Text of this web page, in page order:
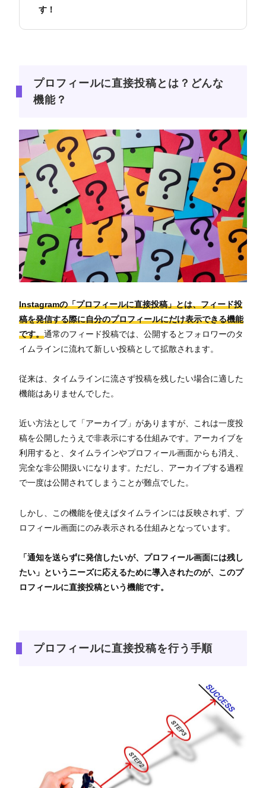
す！
プロフィールに直接投稿とは？どんな
機能？
Instagramの「プロフィールに直接投稿」とは、フィード投
稿を発信する際に自分のプロフィールにだけ表示できる機能
です。通常のフィード投稿では、公開するとフォロワーのタ
イムラインに流れて新しい投稿として拡散されます。
従来は、タイムラインに流さず投稿を残したい場合に適した
機能はありませんでした。
近い方法として「アーカイブ」がありますが、これは一度投
稿を公開したうえで非表示にする仕組みです。アーカイブを
利用すると、タイムラインやプロフィール画面からも消え、
完全な非公開扱いになります。ただし、アーカイブする過程
で一度は公開されてしまうことが難点でした。
しかし、この機能を使えばタイムラインには反映されず、プ
ロフィール画面にのみ表示される仕組みとなっています。
「通知を送らずに発信したいが、プロフィール画面には残し
たい」というニーズに応えるために導入されたのが、このプ
ロフィールに直接投稿という機能です。
プロフィールに直接投稿を行う手順